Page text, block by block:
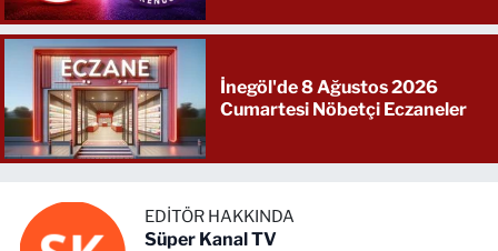
İnegöl'de 8 Ağustos 2026
Cumartesi Nöbetçi Eczaneler
EDITÖR HAKKINDA
Süper Kanal TV